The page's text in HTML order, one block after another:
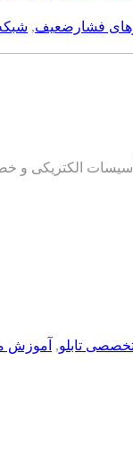
فشارضعیف,
الکتریکی و
تابلو, آموزش